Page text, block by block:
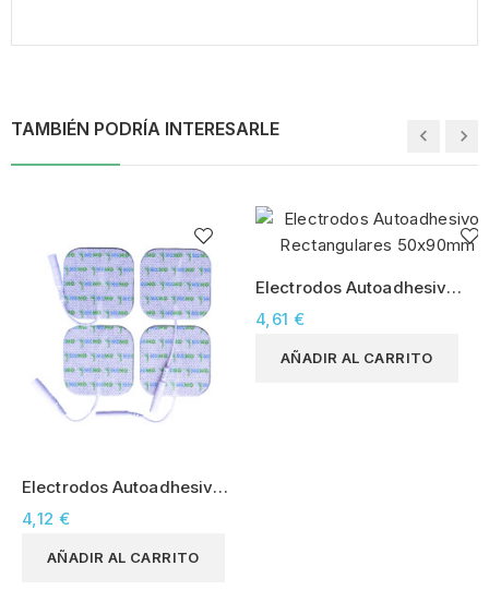
TAMBIÉN PODRÍA INTERESARLE
Electrodos Autoadhesivos
Cuadrados 50x50mm
4,12 €
AÑADIR AL CARRITO
Electrodos Autoadhesivos
Rectangulares 50x90mm
4,61 €
AÑADIR AL CARRITO